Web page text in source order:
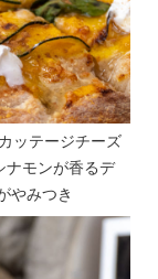
ッテージチーズ
ナモンが香るデ
やみつき